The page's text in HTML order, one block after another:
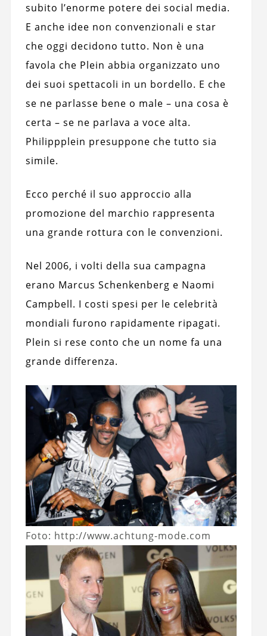
subito l’enorme potere dei social media.
E anche idee non convenzionali e star
che oggi decidono tutto. Non è una
favola che Plein abbia organizzato uno
dei suoi spettacoli in un bordello. E che
se ne parlasse bene o male – una cosa è
certa – se ne parlava a voce alta.
Philippplein presuppone che tutto sia
simile.
Ecco perché il suo approccio alla
promozione del marchio rappresenta
una grande rottura con le convenzioni.
Nel 2006, i volti della sua campagna
erano Marcus Schenkenberg e Naomi
Campbell. I costi spesi per le celebrità
mondiali furono rapidamente ripagati.
Plein si rese conto che un nome fa una
grande differenza.
Foto: http://www.achtung-mode.com